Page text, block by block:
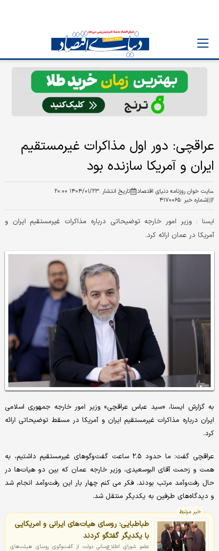
عراقچی: دور اول مذاکرات غیرمستقیم
ایران و آمریکا سازنده بود
سایت خوان روزنامه دنیای اقتصاد تاریخ انتشار :۱۴۰۴/۰۱/۲۳ ۲۰:۰۰
شماره خبر :۴۱۷۰۰۶۵
ايسنا : وزیر امور خارجه توضیحاتی درباره مذاکرات غیرمستقیم ایران و
آمریکا در عمان ارائه کرد.
به گزارش ایسنا، «سید عباس عراقچی» وزیر امور خارجه جمهوری اسلامی
ایران درباره مذاکرات غیرمستقیم ایران و آمریکا در مسقط توضیحاتی ارائه
کرد.
عراقچی گفت: ما حدود ۲.۵ ساعت گفت‌وگوهای غیرمستقیم داشتیم، به
همت و زحمت آقای البوسعیدی، وزیر خارجه عمان که بین دو هیات‌ها در
حال رفت‌وآمد مرتب بودند. فکر می کنم چهار بار این رفت‌وآمد انجام شد
و دیدگاه‌های طرفین به یکدیگر منتقل شد.
خبر مرتبط
طباطبایی: روسای هیات‌های ایرانی و امریکایی
با یکدیگر گفتگو کردند
عضو شورای اطلاع‌رسانی دولت از گفت‌وگوی روسای هیئت‌های